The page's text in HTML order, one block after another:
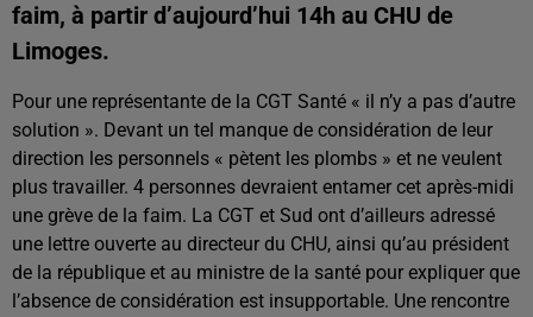
faim, à partir d’aujourd’hui 14h au CHU de
Limoges.
Pour une représentante de la CGT Santé « il n’y a pas d’autre
solution ». Devant un tel manque de considération de leur
direction les personnels « pètent les plombs » et ne veulent
plus travailler. 4 personnes devraient entamer cet après-midi
une grève de la faim. La CGT et Sud ont d’ailleurs adressé
une lettre ouverte au directeur du CHU, ainsi qu’au président
de la république et au ministre de la santé pour expliquer que
l’absence de considération est insupportable. Une rencontre